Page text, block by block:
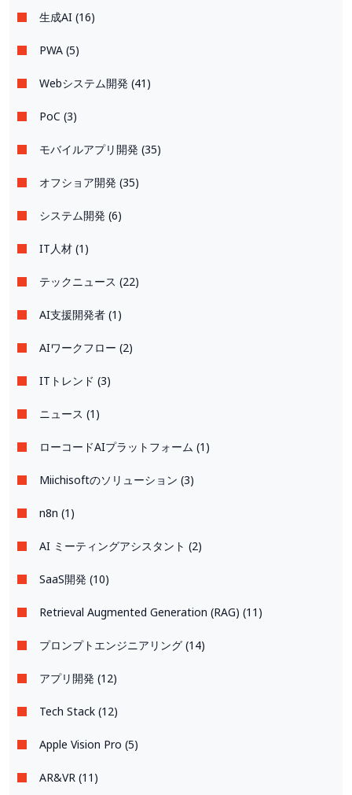
生成AI (16)
PWA (5)
Webシステム開発 (41)
PoC (3)
モバイルアプリ開発 (35)
オフショア開発 (35)
システム開発 (6)
IT人材 (1)
テックニュース (22)
AI支援開発者 (1)
AIワークフロー (2)
ITトレンド (3)
ニュース (1)
ローコードAIプラットフォーム (1)
Miichisoftのソリューション (3)
n8n (1)
AI ミーティングアシスタント (2)
SaaS開発 (10)
Retrieval Augmented Generation (RAG) (11)
プロンプトエンジニアリング (14)
アプリ開発 (12)
Tech Stack (12)
Apple Vision Pro (5)
AR&VR (11)